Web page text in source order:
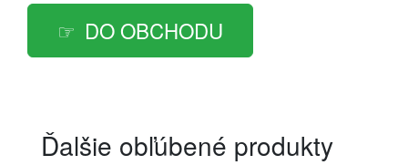
DO OBCHODU
Ďalšie obľúbené produkty